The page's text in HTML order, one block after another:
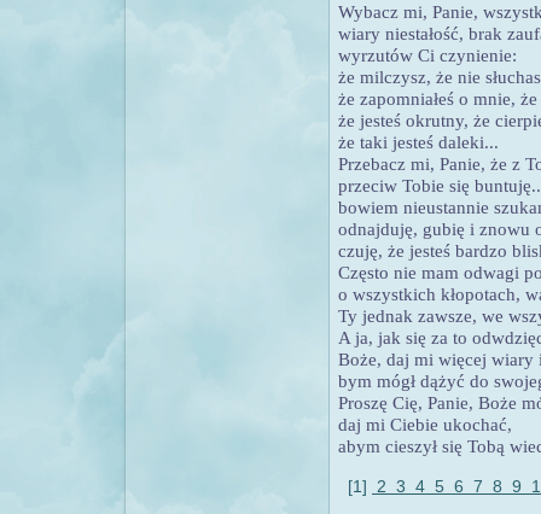
Wybacz mi, Panie,
wiary niestałość, brak
wyrzutów Ci czynienie:
że milczysz, że nie
że zapomniałeś o mnie,
że jesteś okrutny, że
że taki jesteś daleki...
Przebacz mi, Panie, że z
przeciw Tobie się
bowiem nieustannie
odnajduję, gubię i znowu
czuję, że jesteś bardzo
Często nie mam odwagi
o wszystkich kłopotach,
Ty jednak zawsze, we
A ja, jak się za to
Boże, daj mi więcej wiary
bym mógł dążyć do
Proszę Cię, Panie, Boże
daj mi Ciebie ukochać,
abym cieszył się Tobą
[1] 2 3 4 5 6 7 8 9